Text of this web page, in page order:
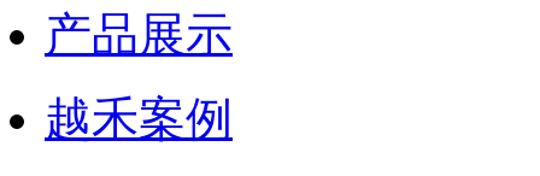
产品展示
越禾案例